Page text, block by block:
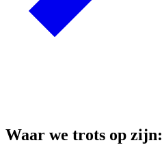
Waar we trots op zijn: